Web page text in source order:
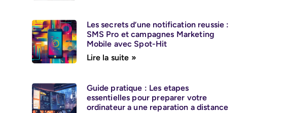
Les secrets d’une notification reussie :
SMS Pro et campagnes Marketing
Mobile avec Spot-Hit
Lire la suite »
Guide pratique : Les etapes
essentielles pour preparer votre
ordinateur a une reparation a distance